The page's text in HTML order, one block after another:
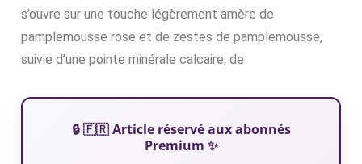
s’ouvre sur une touche légèrement amère de
pamplemousse rose et de zestes de pamplemousse,
suivie d’une pointe minérale calcaire, de
🔒 🇫🇷 Article réservé aux abonnés
Premium ✨